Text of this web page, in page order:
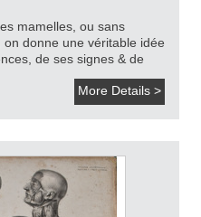
mamelles, ou sans
donne une véritable idée
de ses signes & de
de le traiter fondée sur
More Details >